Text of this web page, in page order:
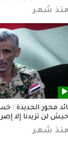
منذ شهر
محور الحديدة :
لن تزيدنا إلا
منذ شهر